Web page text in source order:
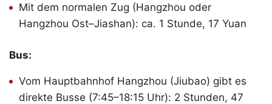
Mit dem normalen Zug (Hangzhou oder
Hangzhou Ost–Jiashan): ca. 1 Stunde, 17 Yuan
Bus:
Vom Hauptbahnhof Hangzhou (Jiubao) gibt es
direkte Busse (7:45–18:15 Uhr): 2 Stunden, 47